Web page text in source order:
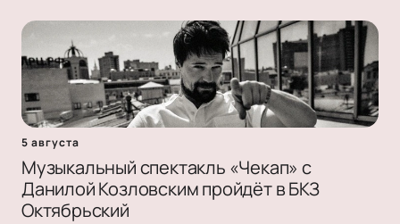
5 августа
Музыкальный спектакль «Чекап» с
Данилой Козловским пройдёт в БКЗ
Октябрьский